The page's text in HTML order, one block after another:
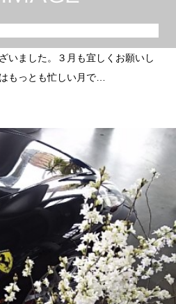
いました。３月も宜しくお願いし
もっとも忙しい月で…